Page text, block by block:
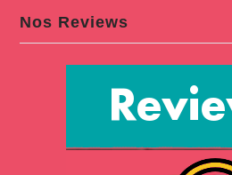
Nos Reviews